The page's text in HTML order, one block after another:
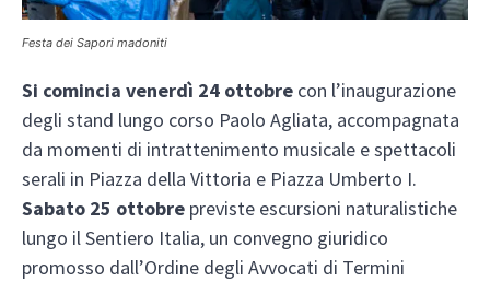
Festa dei Sapori madoniti
Si comincia venerdì 24 ottobre con l’inaugurazione
degli stand lungo corso Paolo Agliata, accompagnata
da momenti di intrattenimento musicale e spettacoli
serali in Piazza della Vittoria e Piazza Umberto I.
Sabato 25 ottobre previste escursioni naturalistiche
lungo il Sentiero Italia, un convegno giuridico
promosso dall’Ordine degli Avvocati di Termini